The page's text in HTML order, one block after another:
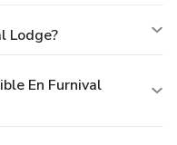
Lodge?
En Furnival